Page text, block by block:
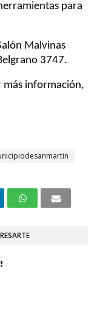
para
Malvinas
3747.
más información,